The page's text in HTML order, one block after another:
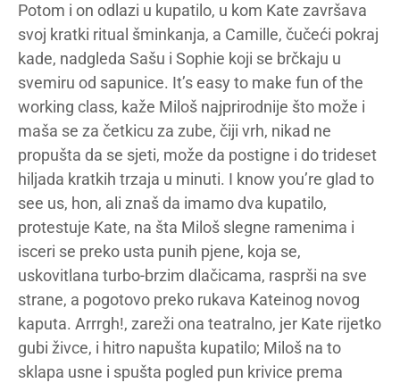
Potom i on odlazi u kupatilo, u kom Kate završava
svoj kratki ritual šminkanja, a Camille, čučeći pokraj
kade, nadgleda Sašu i Sophie koji se brčkaju u
svemiru od sapunice. It’s easy to make fun of the
working class, kaže Miloš najprirodnije što može i
maša se za četkicu za zube, čiji vrh, nikad ne
propušta da se sjeti, može da postigne i do trideset
hiljada kratkih trzaja u minuti. I know you’re glad to
see us, hon, ali znaš da imamo dva kupatilo,
protestuje Kate, na šta Miloš slegne ramenima i
isceri se preko usta punih pjene, koja se,
uskovitlana turbo-brzim dlačicama, rasprši na sve
strane, a pogotovo preko rukava Kateinog novog
kaputa. Arrrgh!, zareži ona teatralno, jer Kate rijetko
gubi živce, i hitro napušta kupatilo; Miloš na to
sklapa usne i spušta pogled pun krivice prema